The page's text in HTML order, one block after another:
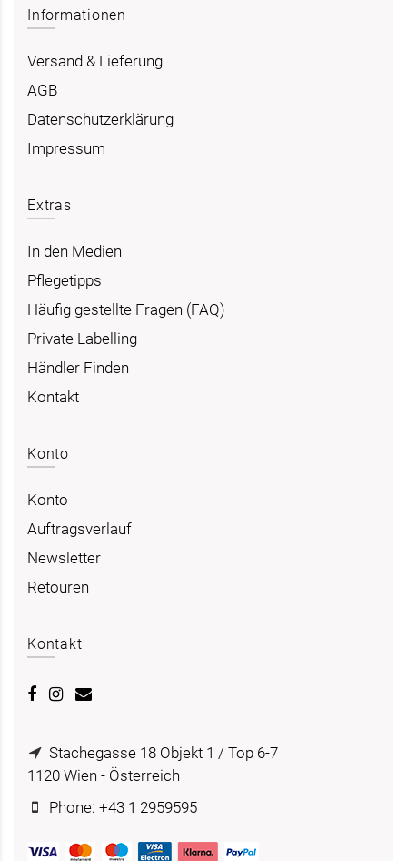
Informationen
Versand & Lieferung
AGB
Datenschutzerklärung
Impressum
Extras
In den Medien
Pflegetipps
Häufig gestellte Fragen (FAQ)
Private Labelling
Händler Finden
Kontakt
Konto
Konto
Auftragsverlauf
Newsletter
Retouren
Kontakt
Stachegasse 18 Objekt 1 / Top 6-7
1120 Wien - Österreich
Phone: +43 1 2959595